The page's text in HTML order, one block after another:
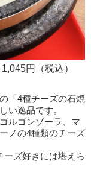
円（税込）
「4種チーズの石焼
い逸品です。
ルゴンゾーラ、マ
ノの4種類のチーズ
ズ好きには堪えら